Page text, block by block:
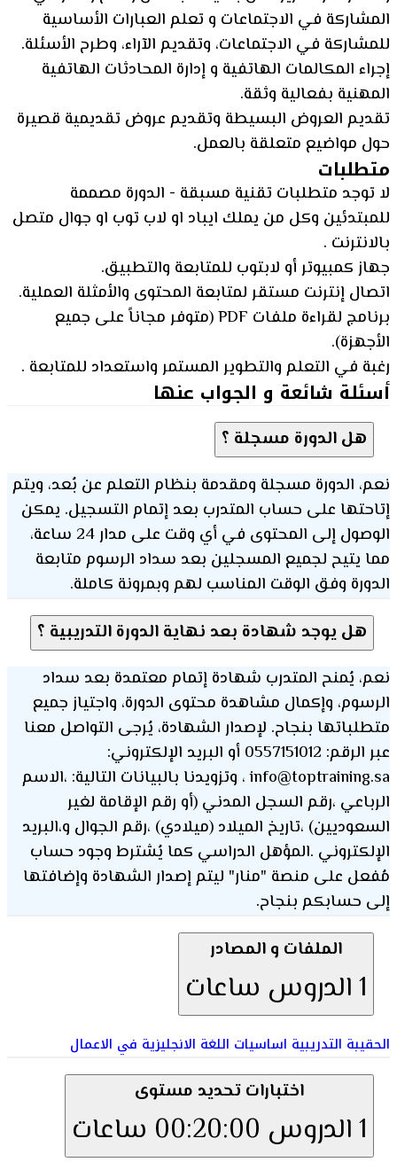
المشاركة في الاجتماعات و تعلم العبارات الأساسية
للمشاركة في الاجتماعات، وتقديم الآراء، وطرح الأسئلة.
إجراء المكالمات الهاتفية و إدارة المحادثات الهاتفية
المهنية بفعالية وثقة.
تقديم العروض البسيطة وتقديم عروض تقديمية قصيرة
حول مواضيع متعلقة بالعمل.
متطلبات
لا توجد متطلبات تقنية مسبقة - الدورة مصممة
للمبتدئين وكل من يملك ايباد او لاب توب او جوال متصل
بالانترنت .
جهاز كمبيوتر أو لابتوب للمتابعة والتطبيق.
اتصال إنترنت مستقر لمتابعة المحتوى والأمثلة العملية.
برنامج لقراءة ملفات PDF (متوفر مجاناً على جميع
الأجهزة).
رغبة في التعلم والتطوير المستمر واستعداد للمتابعة .
أسئلة شائعة و الجواب عنها
هل الدورة مسجلة ؟
نعم، الدورة مسجلة ومقدمة بنظام التعلم عن بُعد، ويتم
إتاحتها على حساب المتدرب بعد إتمام التسجيل. يمكن
الوصول إلى المحتوى في أي وقت على مدار 24 ساعة،
مما يتيح لجميع المسجلين بعد سداد الرسوم متابعة
الدورة وفق الوقت المناسب لهم وبمرونة كاملة.
هل يوجد شهادة بعد نهاية الدورة التدريبية ؟
نعم، يُمنح المتدرب شهادة إتمام معتمدة بعد سداد
الرسوم، وإكمال مشاهدة محتوى الدورة، واجتياز جميع
متطلباتها بنجاح. لإصدار الشهادة، يُرجى التواصل معنا
عبر الرقم: 0557151012 أو البريد الإلكتروني:
info@toptraining.sa ، وتزويدنا بالبيانات التالية: ،الاسم
الرباعي ،رقم السجل المدني (أو رقم الإقامة لغير
السعوديين) ،تاريخ الميلاد (ميلادي) ،رقم الجوال و،البريد
الإلكتروني .المؤهل الدراسي كما يُشترط وجود حساب
مُفعل على منصة "منار" ليتم إصدار الشهادة وإضافتها
إلى حسابكم بنجاح.
الملفات و المصادر
1 الدروس ساعات
الحقيبة التدريبية اساسيات اللغة الانجليزية في الاعمال
اختبارات تحديد مستوى
1 الدروس 00:20:00 ساعات